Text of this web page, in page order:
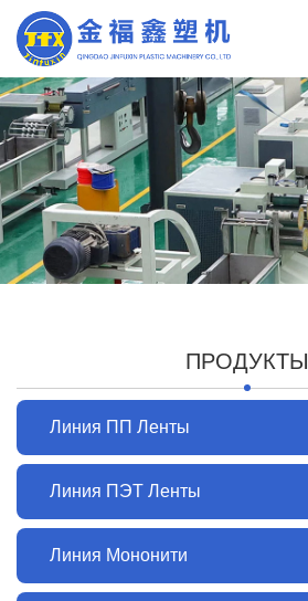
ПРОДУКТЫ
Линия ПП Ленты
Линия ПЭТ Ленты
Линия Мононити